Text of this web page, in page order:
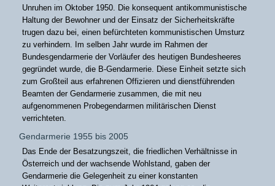
Unruhen im Oktober 1950. Die konsequent antikommunistische
Haltung der Bewohner und der Einsatz der Sicherheitskräfte
trugen dazu bei, einen befürchteten kommunistischen Umsturz
zu verhindern. Im selben Jahr wurde im Rahmen der
Bundesgendarmerie der Vorläufer des heutigen Bundesheeres
gegründet wurde, die B-Gendarmerie. Diese Einheit setzte sich
zum Großteil aus erfahrenen Offizieren und dienstführenden
Beamten der Gendarmerie zusammen, die mit neu
aufgenommenen Probegendarmen militärischen Dienst
verrichteten.
Gendarmerie 1955 bis 2005
Das Ende der Besatzungszeit, die friedlichen Verhältnisse in
Österreich und der wachsende Wohlstand, gaben der
Gendarmerie die Gelegenheit zu einer konstanten